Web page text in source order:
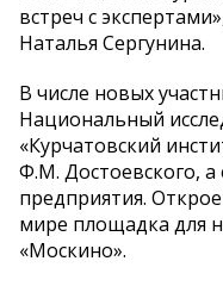
встреч с
Наталья Сергунина.
В числе новых
Национальный
«Курчатовский
Ф.М. Достоевского,
предприятия.
мире площадка для
«Москино».